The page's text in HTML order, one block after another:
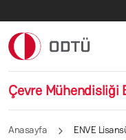
Çevre Mühendisliği
Anasayfa ENVE